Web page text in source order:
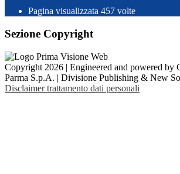
Pagina visualizzata 457 volte
Sezione Copyright
Copyright 2026 | Engineered and powered by
Parma S.p.A. | Divisione Publishing & New
Disclaimer trattamento dati personali